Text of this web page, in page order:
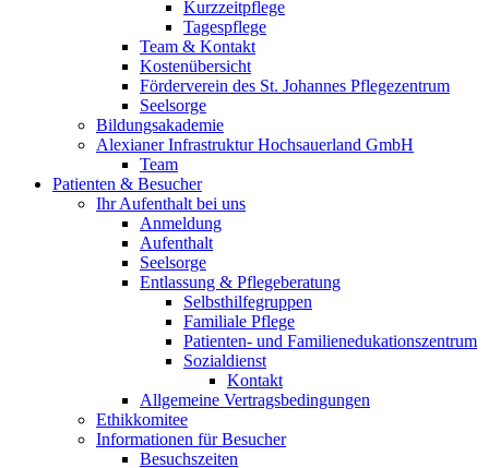
Kurzzeitpflege
Tagespflege
Team & Kontakt
Kostenübersicht
Förderverein des St. Johannes Pflegezentrum
Seelsorge
Bildungsakademie
Alexianer Infrastruktur Hochsauerland GmbH
Team
Patienten & Besucher
Ihr Aufenthalt bei uns
Anmeldung
Aufenthalt
Seelsorge
Entlassung & Pflegeberatung
Selbsthilfegruppen
Familiale Pflege
Patienten- und Familienedukationszentrum
Sozialdienst
Kontakt
Allgemeine Vertragsbedingungen
Ethikkomitee
Informationen für Besucher
Besuchszeiten